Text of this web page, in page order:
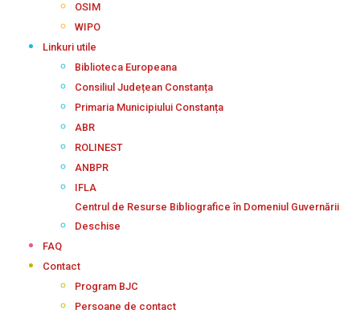
OSIM
WIPO
Linkuri utile
Biblioteca Europeana
Consiliul Județean Constanța
Primaria Municipiului Constanța
ABR
ROLINEST
ANBPR
IFLA
Centrul de Resurse Bibliografice în Domeniul Guvernării
Deschise
FAQ
Contact
Program BJC
Persoane de contact